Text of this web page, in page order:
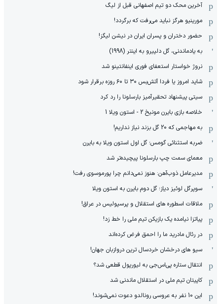
آخرین محک دو تیم اصفهانی قبل از لیگ
مورینیو هرگز نباید می‌رفت که برگردد!
حضور دختران و پسران ایران در نیشن لیگز!
به یادماندنی، گل دلپیرو به اینتر (1998)
نروژ خواستار استعفای فوری اینفانتینو شد
شاید امروز یا فردا آتش‌بس ۳۰ تا ۶۰ روزه برقرار شود
سیتی پیشنهاد تحقیرآمیز بارسلونا را رد کرد
خلاصه بازی بایرن مونیخ 2 - استون ویلا 1
به مهاجمی که 20 گل بزند نیاز نداریم!
ضربه استثنائی گومس؛ گل اول استون ویلا به بایرن
معمای سمت چپ بارسلونا پیچیده‌تر شد
مدیرعامل ذوب‌آهن: هنوز نمی‌دانم چرا پورموسوی رفت!
سوپرگل لوئیز دیاز؛ گل دوم بایرن به استون ویلا
ملاقات اسطوره های استقلال و پرسپولیس در عراق!
پیاتزا نیامده یک بازیکن تیم ملی را خط زد!
در رئال مادرید ما را احمق فرض کرده‌اند
سیو های درخشان خردسال ترین دروازبان جهان!
انتقال ستاره پی‌اس‌جی به لیورپول قطعی شد؟
کاپیتان تیم ملی در استقلال ماندنی شد
این 10 نفر به عروسی رونالدو دعوت نمی‌شوند!